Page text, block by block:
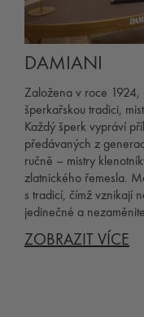
DAMIANI
Založena v roce 1924,
šperkařskou tradici,
Každý šperk vypráví
předávaných z
ručně – mistry
zlatnického řemesla.
s tradicí, čímž vznikají
jedinečné a
ZOBRAZIT VÍCE